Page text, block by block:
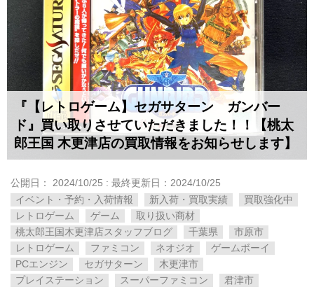
『【レトロゲーム】セガサターン ガンバー
ド』買い取りさせていただきました！！【桃太
郎王国 木更津店の買取情報をお知らせします】
公開日： 2024/10/25 : 最終更新日：2024/10/25
イベント・予約・入荷情報
新入荷・買取実績
買取強化中
レトロゲーム
ゲーム
取り扱い商材
桃太郎王国木更津店スタッフブログ
千葉県
市原市
レトロゲーム
ファミコン ネオジオ
ゲームボーイ
PCエンジン
セガサターン
木更津市
プレイステーション
スーパーファミコン
君津市